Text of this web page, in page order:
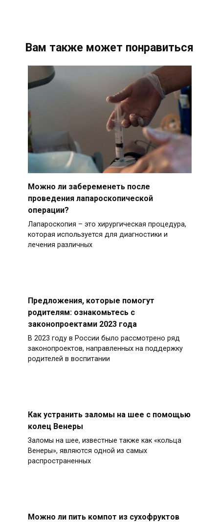
Вам также может понравиться
Можно ли забеременеть после
проведения лапароскопической
операции?
Лапароскопия – это хирургическая процедура,
которая используется для диагностики и
лечения различных
Предложения, которые помогут
родителям: ознакомьтесь с
законопроектами 2023 года
В 2023 году в России было рассмотрено ряд
законопроектов, направленных на поддержку
родителей в воспитании
Как устранить заломы на шее с помощью
колец Венеры
Заломы на шее, известные также как «кольца
Венеры», являются одной из самых
распространенных
Можно ли пить компот из сухофруктов